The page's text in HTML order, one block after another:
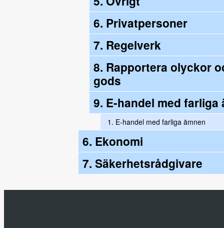
6. Privatpersoner
7. Regelverk
8. Rapportera olyckor
gods
9. E-handel med farliga
1. E-handel med farliga ämnen
6. Ekonomi
7. Säkerhetsrådgivare